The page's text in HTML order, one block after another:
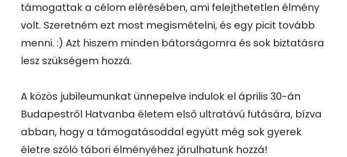
támogattak a célom elérésében, ami felejthetetlen élmény
volt. Szeretném ezt most megismételni, és egy picit tovább
menni. :) Azt hiszem minden bátorságomra és sok biztatásra
lesz szükségem hozzá.
A közös jubileumunkat ünnepelve indulok el április 30-án
Budapestről Hatvanba életem első ultratávú futására, bízva
abban, hogy a támogatásoddal együtt még sok gyerek
életre szóló tábori élményéhez járulhatunk hozzá!